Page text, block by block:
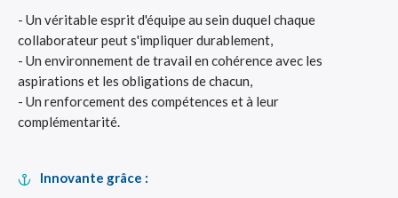
- Un véritable esprit d'équipe au sein duquel chaque
collaborateur peut s'impliquer durablement,
- Un environnement de travail en cohérence avec les
aspirations et les obligations de chacun,
- Un renforcement des compétences et à leur
complémentarité.
Innovante grâce :